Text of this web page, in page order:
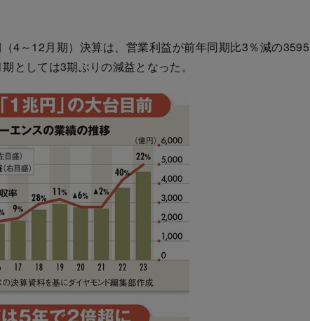
4～12月期）決算は、営業利益が前年同期比3％減の3595
としては3期ぶりの減益となった。